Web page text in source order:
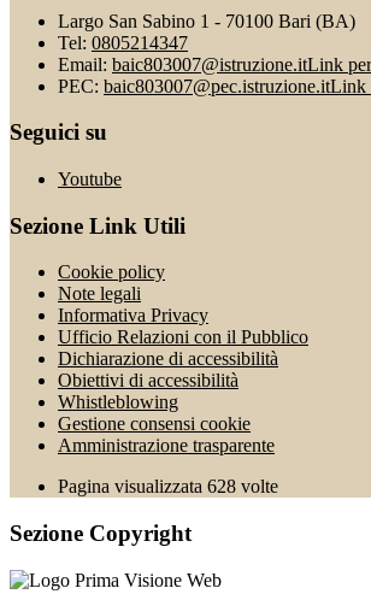
Largo San Sabino 1 - 70100 Bari (BA)
Tel: 0805214347
Email: baic803007@istruzione.itLink
PEC: baic803007@pec.istruzione.itLink
Seguici su
Youtube
Sezione Link Utili
Cookie policy
Note legali
Informativa Privacy
Ufficio Relazioni con il Pubblico
Dichiarazione di accessibilità
Obiettivi di accessibilità
Whistleblowing
Gestione consensi cookie
Amministrazione trasparente
Pagina visualizzata 628 volte
Sezione Copyright